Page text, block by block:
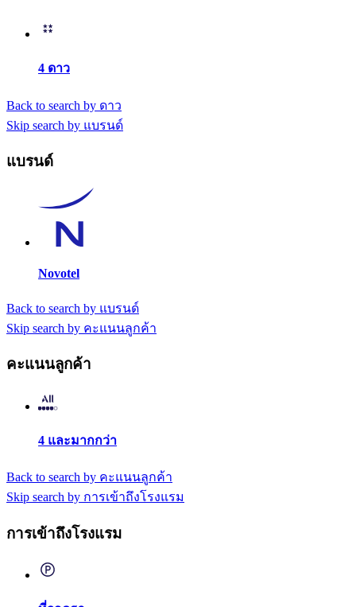
4 ดาว
Back to search by ดาว
Skip search by แบรนด์
แบรนด์
Novotel
Back to search by แบรนด์
Skip search by คะแนนลูกค้า
คะแนนลูกค้า
4 และมากกว่า
Back to search by คะแนนลูกค้า
Skip search by การเข้าถึงโรงแรม
การเข้าถึงโรงแรม